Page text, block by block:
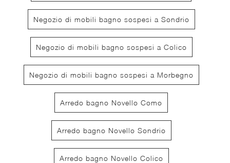
Negozio di mobili bagno sospesi a Sondrio
Negozio di mobili bagno sospesi a Colico
Negozio di mobili bagno sospesi a Morbegno
Arredo bagno Novello Como
Arredo bagno Novello Sondrio
Arredo bagno Novello Colico